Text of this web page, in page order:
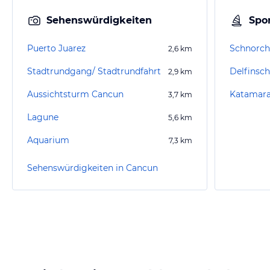
Sehenswürdigkeiten
Puerto Juarez 2,6 km
Stadtrundgang/ Stadtrundfahrt 2,9 km
Aussichtsturm Cancun 3,7 km
Lagune 5,6 km
Aquarium 7,3 km
Sehenswürdigkeiten in Cancun